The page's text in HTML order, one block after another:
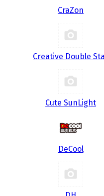
CraZon
Creative Double
Cute SunLight
DeCool